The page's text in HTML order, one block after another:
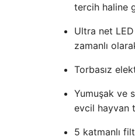
tercih haline
Ultra net
zamanlı
Torbasız
Yumuşak ve
evcil hayvan
5 katmanlı